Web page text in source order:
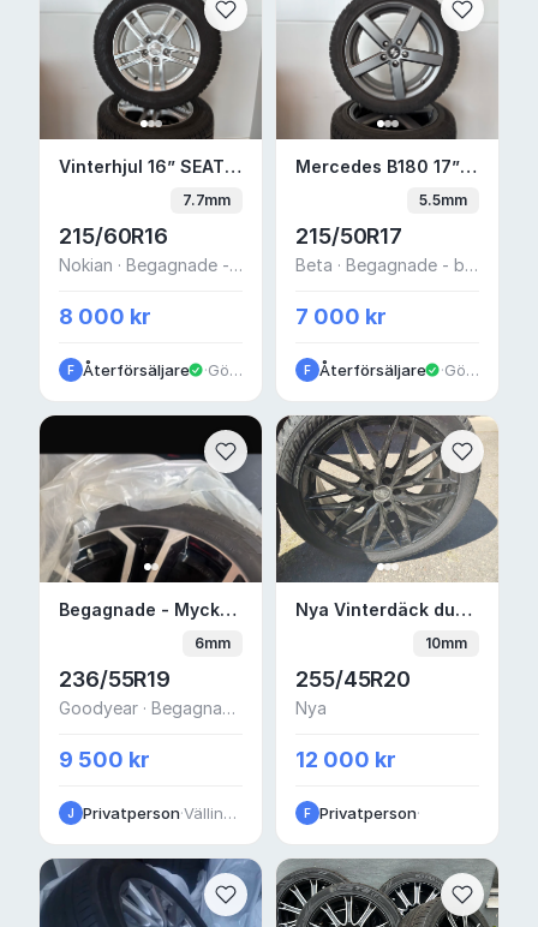
Vinterhjul 16” SEAT Ateca Friktion på
Vinterhjul 16” SEAT Ateca Friktion på aluminiumfälg
7.7mm
215/60R16
Nokian · Begagnade - bra skick
8 000 kr
F Återförsäljare · Göteborg
Mercedes B180 17”
Mercedes B180 17” Friktion på Aluminiumfälg
5.5mm
215/50R17
Beta · Begagnade - bra skick
7 000 kr
F Återförsäljare · Göteborg
Begagnade - Mycket bra skick Vinterdäck
Begagnade - Mycket bra skick Vinterdäck friktion 19" 5x114.3 Goodyear — Toyota Rav-4
6mm
236/55R19
Goodyear · Begagnade - bra skick
9 500 kr
J Privatperson· Vällingbyvägen
Nya Vinterdäck dubb
Nya Vinterdäck dubb 20" 5x108 — Volvo XC60
10mm
255/45R20
Nya
12 000 kr
F Privatperson·